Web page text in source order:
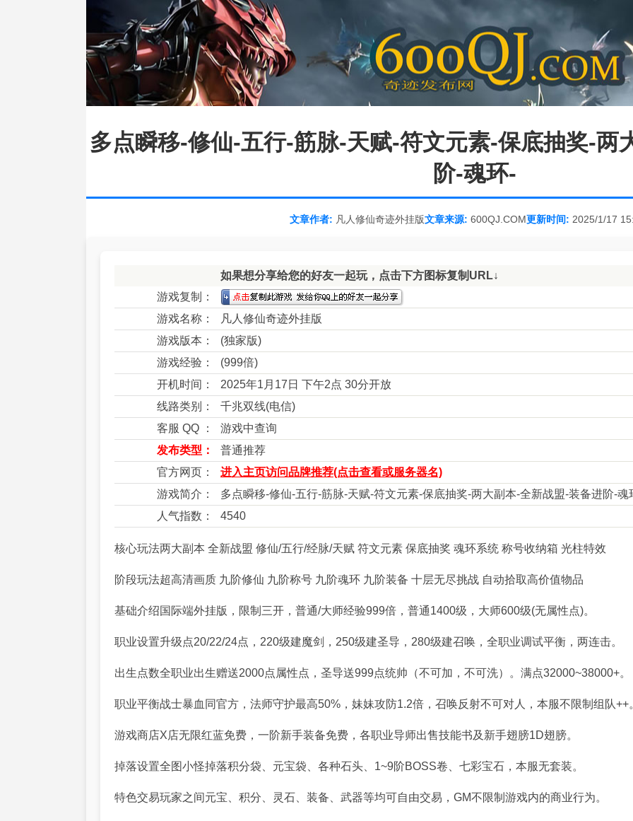
多点瞬移-修仙-五行-筋脉-天赋-符文元素-保底抽奖-两
阶-魂环-
文章作者: 凡人修仙奇迹外挂版文章来源: 600QJ.COM更新时间: 2025/1/17
如果想分享给您的好友一起玩，点击下方图标复制URL↓
游戏复制：
游戏名称：
凡人修仙奇迹外挂版
游戏版本：
(独家版)
游戏经验：
(999倍)
开机时间：
2025年1月17日 下午2点 30分开放
线路类别：
千兆双线(电信)
客服 QQ ：
游戏中查询
发布类型：
普通推荐
官方网页：
进入主页访问品牌推荐(点击查看或服务器名)
游戏简介：
多点瞬移-修仙-五行-筋脉-天赋-符文元素-保底抽奖-两大副本-全新战盟-装备进阶-魂
人气指数：
4540
核心玩法两大副本 全新战盟 修仙/五行/经脉/天赋 符文元素 保底抽奖 魂环系统 称号收纳箱 光柱特效
阶段玩法超高清画质 九阶修仙 九阶称号 九阶魂环 九阶装备 十层无尽挑战 自动拾取高价值物品
基础介绍国际端外挂版，限制三开，普通/大师经验999倍，普通1400级，大师600级(无属性点)。
职业设置升级点20/22/24点，220级建魔剑，250级建圣导，280级建召唤，全职业调试平衡，两连击。
出生点数全职业出生赠送2000点属性点，圣导送999点统帅（不可加，不可洗）。满点32000~38000+。
职业平衡战士暴血同官方，法师守护最高50%，妹妹攻防1.2倍，召唤反射不可对人，本服不限制组队++
游戏商店X店无限红蓝免费，一阶新手装备免费，各职业导师出售技能书及新手翅膀1D翅膀。
掉落设置全图小怪掉落积分袋、元宝袋、各种石头、1~9阶BOSS卷、七彩宝石，本服无套装。
特色交易玩家之间元宝、积分、灵石、装备、武器等均可自由交易，GM不限制游戏内的商业行为。